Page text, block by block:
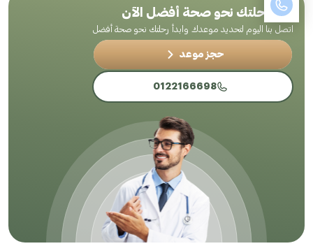
ابدأ رحلتك نحو صحة أفضل الآن
اتصل بنا اليوم لتحديد موعدك وابدأ رحلتك نحو صحة أفضل
حجز موعد
0122166698